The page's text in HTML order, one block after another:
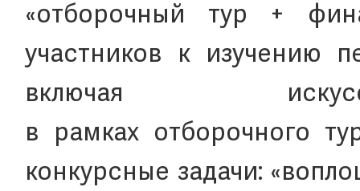
«отборочный тур +
участников к изучению
включая
в рамках отборочного
конкурсные задачи: